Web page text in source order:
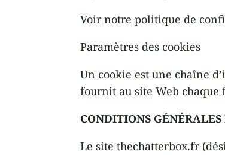
Voir notre politique de
Paramètres des cookies
Un cookie est une chaîne
fournit au site Web
CONDITIONS
Le site thechatterbox.fr